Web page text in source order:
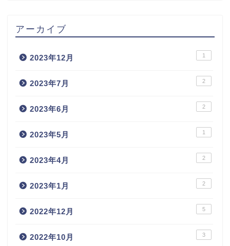
アーカイブ
2023年12月 1
2023年7月 2
2023年6月 2
2023年5月 1
2023年4月 2
2023年1月 2
2022年12月 5
2022年10月 3